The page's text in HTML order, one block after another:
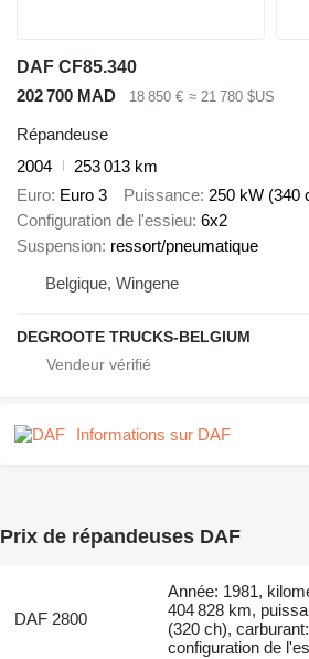
DAF CF85.340
202 700 MAD
18 850 € ≈ 21 780 $US
Répandeuse
2004
253 013 km
Euro Euro 3 Puissance 250 kW (340
Configuration de l'essieu 6x2
Suspension ressort/pneumatique
Belgique, Wingene
DEGROOTE TRUCKS-BELGIUM
Informations sur DAF
Prix de répandeuses DAF
DAF 2800
Année: 1981,
404 828 km,
(320 ch),
configuration de